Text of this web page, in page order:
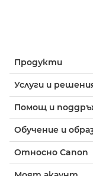
Продукти
Услуги и
Помощ и
Обучение и
Относно Canon